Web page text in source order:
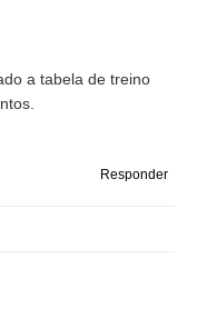
a tabela de treino
Responder